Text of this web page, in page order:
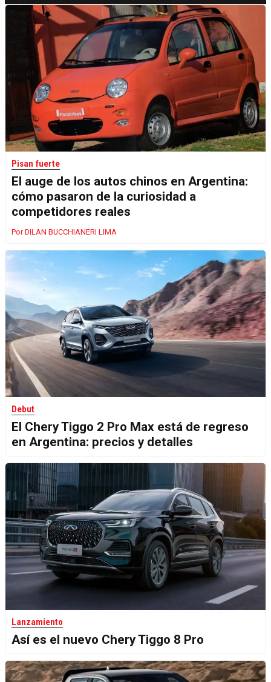
Pisan fuerte
El auge de los autos chinos en Argentina:
cómo pasaron de la curiosidad a
competidores reales
DILAN BUCCHIANERI LIMA
Debut
El Chery Tiggo 2 Pro Max está de regreso
en Argentina: precios y detalles
Lanzamiento
Así es el nuevo Chery Tiggo 8 Pro